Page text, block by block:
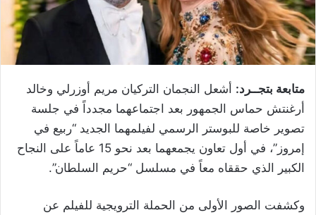
متابعة بتجــرد: أشعل النجمان التركيان مريم أوزرلي وخالد
أرغنتش حماس الجمهور بعد اجتماعهما مجدداً في جلسة
تصوير خاصة للبوستر الرسمي لفيلمهما الجديد “ربيع في
إمروز”، في أول تعاون يجمعهما بعد نحو 15 عاماً على النجاح
الكبير الذي حققاه معاً في مسلسل “حريم السلطان”.
وكشفت الصور الأولى من الحملة الترويجية للفيلم عن